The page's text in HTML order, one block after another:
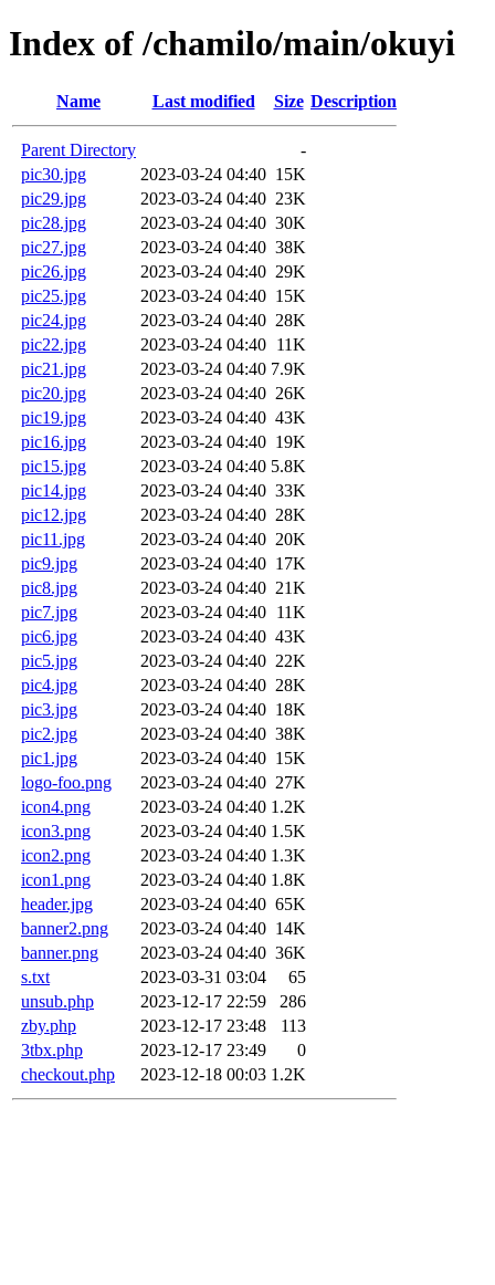
Index of /chamilo/main/okuyi
Name Last modified Size Description
Parent Directory
-
pic30.jpg
2023-03-24 04:40 15K
pic29.jpg
2023-03-24 04:40 23K
pic28.jpg
2023-03-24 04:40 30K
pic27.jpg
2023-03-24 04:40 38K
pic26.jpg
2023-03-24 04:40 29K
pic25.jpg
2023-03-24 04:40 15K
pic24.jpg
2023-03-24 04:40 28K
pic22.jpg
2023-03-24 04:40 11K
pic21.jpg
2023-03-24 04:40 7.9K
pic20.jpg
2023-03-24 04:40 26K
pic19.jpg
2023-03-24 04:40 43K
pic16.jpg
2023-03-24 04:40 19K
pic15.jpg
2023-03-24 04:40 5.8K
pic14.jpg
2023-03-24 04:40 33K
pic12.jpg
2023-03-24 04:40 28K
pic11.jpg
2023-03-24 04:40 20K
pic9.jpg
2023-03-24 04:40 17K
pic8.jpg
2023-03-24 04:40 21K
pic7.jpg
2023-03-24 04:40 11K
pic6.jpg
2023-03-24 04:40 43K
pic5.jpg
2023-03-24 04:40 22K
pic4.jpg
2023-03-24 04:40 28K
pic3.jpg
2023-03-24 04:40 18K
pic2.jpg
2023-03-24 04:40 38K
pic1.jpg
2023-03-24 04:40 15K
logo-foo.png
2023-03-24 04:40 27K
icon4.png
2023-03-24 04:40 1.2K
icon3.png
2023-03-24 04:40 1.5K
icon2.png
2023-03-24 04:40 1.3K
icon1.png
2023-03-24 04:40 1.8K
header.jpg
2023-03-24 04:40 65K
banner2.png
2023-03-24 04:40 14K
banner.png
2023-03-24 04:40 36K
s.txt
2023-03-31 03:04
65
unsub.php
2023-12-17 22:59
286
zby.php
2023-12-17 23:48
113
3tbx.php
2023-12-17 23:49
0
checkout.php
2023-12-18 00:03 1.2K